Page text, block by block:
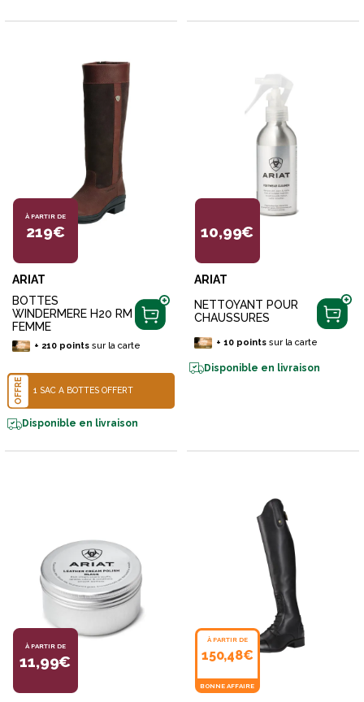
À PARTIR DE
219€
ARIAT
BOTTES
WINDERMERE H20 RM
FEMME
+ 210pointssur la carte
OFFRE 1 SAC À BOTTES OFFERT
Disponible en livraison
10,99€
ARIAT
NETTOYANT POUR
CHAUSSURES
+ 10pointssur la carte
Disponible en livraison
À PARTIR DE
11,99€
À PARTIR DE
150,48€
BONNE AFFAIRE